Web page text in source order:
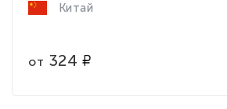
Китай
от 324